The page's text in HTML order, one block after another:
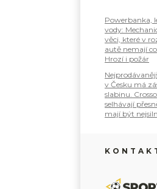
Powerbanka,
vody:
věci, které v
autě nemají co
Hrozí i požár
v Česku má
slabinu.
selhávají
mají být